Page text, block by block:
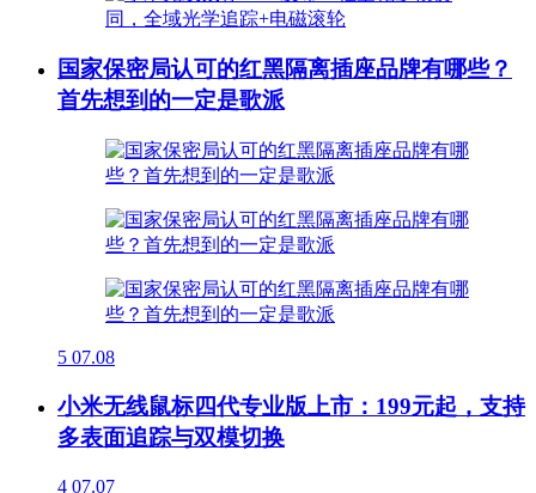
国家保密局认可的红黑隔离插座品牌有哪些？
首先想到的一定是歌派
5 07.08
小米无线鼠标四代专业版上市：199元起，支持
多表面追踪与双模切换
4 07.07